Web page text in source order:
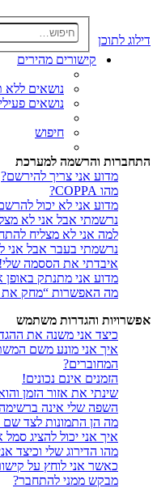
דילוג לתוכן
קישורים מהירים
נושאים ללא
נושאים
חיפוש
התחברות והרשמה למערכת
מדוע אני צריך להירשם?
מהו COPPA?
מדוע אני לא יכול
נרשמתי אבל אני לא
למה אני לא מצליח
נרשמתי בעבר אבל אני
איבדתי את הססמה שלי!
מדוע אני מתנתק באופן
מה האפשרות “מחק את
אפשרויות והגדרות משתמש
כיצד אני משנה את
איך אני מונע משם
המחוברים?
הזמנים אינם נכונים!
שינתי את אזור הזמן
השפה שלי אינה
מה הן התמונות לצד
איך אני יכול להציג סמל
מהו הדירוג שלי וכיצד
כאשר אני לוחץ על
מבקש ממני להתחבר?